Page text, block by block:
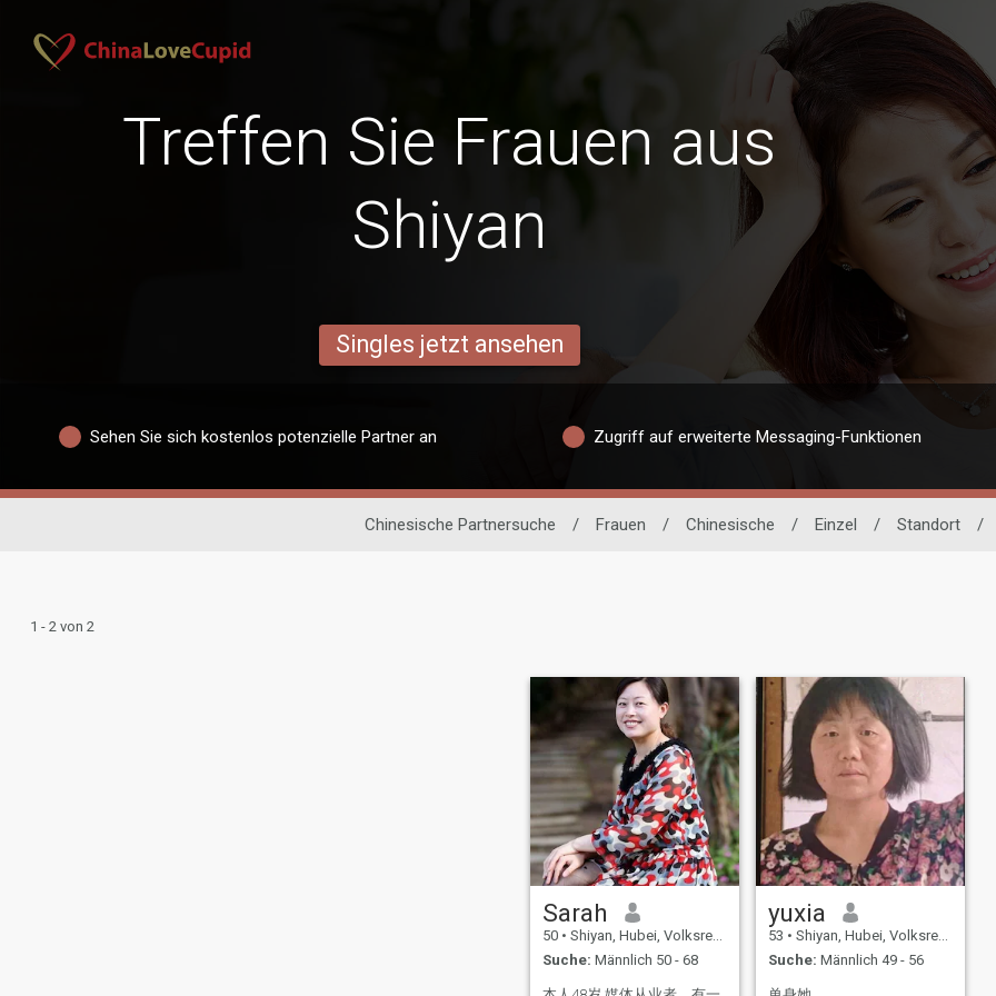
Treffen Sie Frauen aus
Shiyan
Singles jetzt ansehen
Sehen Sie sich kostenlos potenzielle Partner an Zugriff auf erweiterte Messaging-Funktionen
Chinesische Partnersuche / Frauen / Chinesische / Einzel / Standort /
1 - 2 von 2
Sarah
50 • Shiyan, Hubei, Volksrep. China
Suche: Männlich 50 - 68
yuxia
53 • Shiyan, Hubei, Volksrep. China
Suche: Männlich 49 - 56